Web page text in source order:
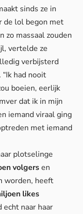
sinds ze in
de lol begon met
zo massaal zouden
vertelde ze
verbijsterd
had nooit
boeien, eerlijk
dat ik in mijn
iemand viraal ging
met iemand
plotselinge
volgersen
worden, heeft
likes
echt naar haar